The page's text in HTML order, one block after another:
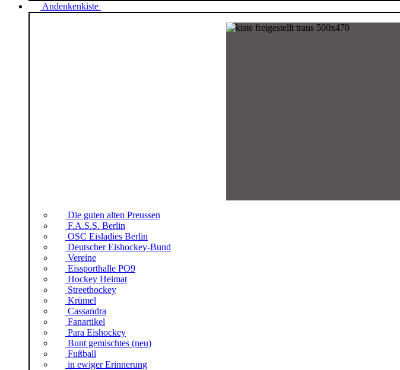
Andenkenkiste
Die guten alten Preussen
F.A.S.S. Berlin
OSC Eisladies Berlin
Deutscher Eishockey-Bund
Vereine
Eissporthalle PO9
Hockey Heimat
Streethockey
Krümel
Cassandra
Fanartikel
Para Eishockey
Bunt gemischtes (neu)
Fußball
in ewiger Erinnerung